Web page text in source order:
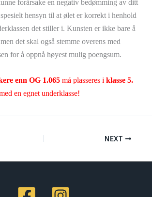
forårsake en negativ bedømming av ditt
hensyn til at ølet er korrekt i henhold
det stiller i. Kunsten er ikke bare å
det skal også stemme overens med
for å oppnå høyest mulig poengsum.
enn OG 1.065 må plasseres i klasse 5.
en egnet underklasse!
NEXT